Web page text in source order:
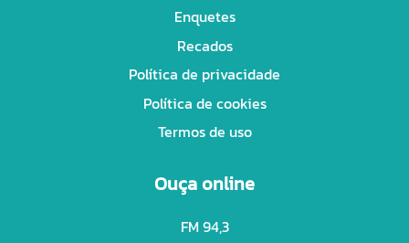
Enquetes
Recados
Política de privacidade
Política de cookies
Termos de uso
Ouça online
FM 94,3